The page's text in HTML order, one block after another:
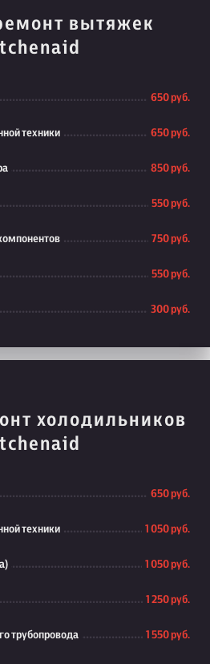
вытяжек
650 руб.
техники 650 руб.
850 руб.
550 руб.
750 руб.
550 руб.
300 руб.
холодильников
650 руб.
техники 1 050 руб.
1 050 руб.
1 250 руб.
трубопровода 1 550 руб.